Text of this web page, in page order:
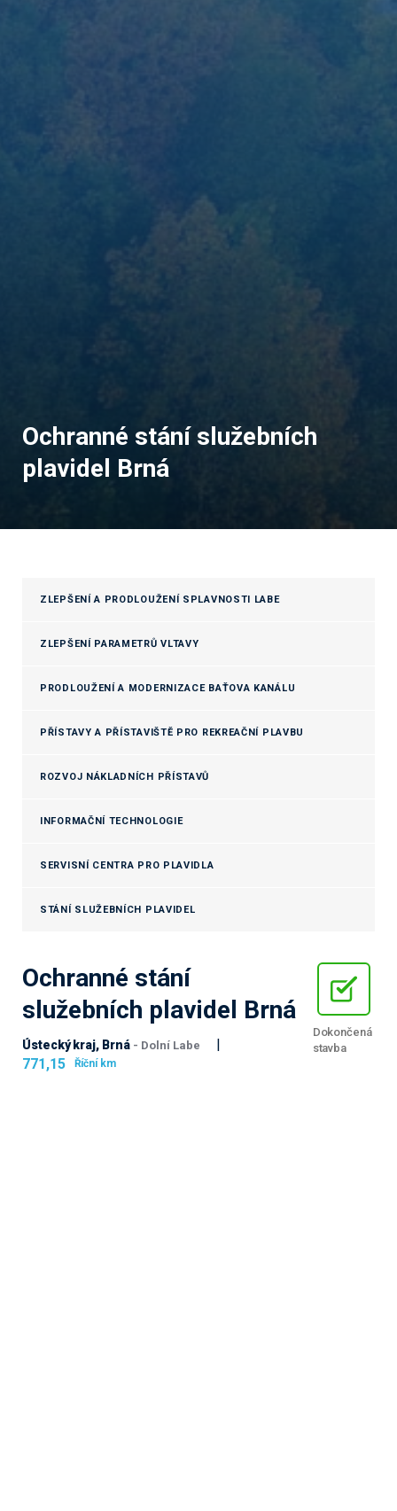
Ochranné stání služebních
plavidel Brná
ZLEPŠENÍ A PRODLOUŽENÍ SPLAVNOSTI LABE
ZLEPŠENÍ PARAMETRŮ VLTAVY
PRODLOUŽENÍ A MODERNIZACE BAŤOVA KANÁLU
PŘÍSTAVY A PŘÍSTAVIŠTĚ PRO REKREAČNÍ PLAVBU
ROZVOJ NÁKLADNÍCH PŘÍSTAVŮ
INFORMAČNÍ TECHNOLOGIE
SERVISNÍ CENTRA PRO PLAVIDLA
STÁNÍ SLUŽEBNÍCH PLAVIDEL
Ochranné stání
služebních plavidel Brná
Ústecký kraj, Brná - Dolní Labe
|
771,15
Říční km
Dokončená
stavba